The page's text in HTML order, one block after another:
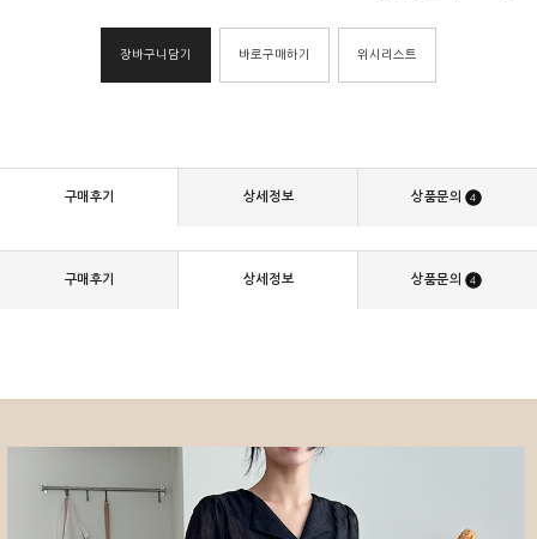
장바구니담기 바로구매하기 위시리스트
구매후기 상세정보 상품문의 4
구매후기 상세정보 상품문의 4